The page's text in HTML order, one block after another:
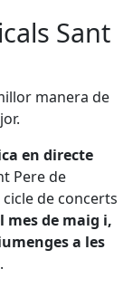
Sant
manera de
en directe
Pere de
cicle de concerts
mes de maig i,
a les